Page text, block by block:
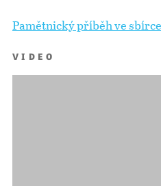
Pamětnický příběh ve
VIDEO